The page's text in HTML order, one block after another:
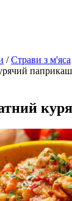
/Страви з м'яса
паприкаш